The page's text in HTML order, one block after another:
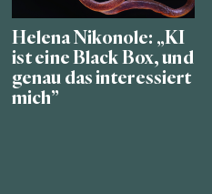
Helena Nikonole: „KI
ist eine Black Box, und
genau das interessiert
mich”